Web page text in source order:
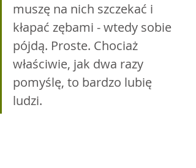
muszę na nich szczekać i
kłapać zębami - wtedy sobie
pójdą. Proste. Chociaż
właściwie, jak dwa razy
pomyślę, to bardzo lubię
ludzi.